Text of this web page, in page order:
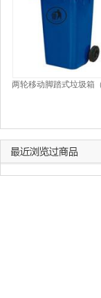
两轮移动脚踏式垃圾箱